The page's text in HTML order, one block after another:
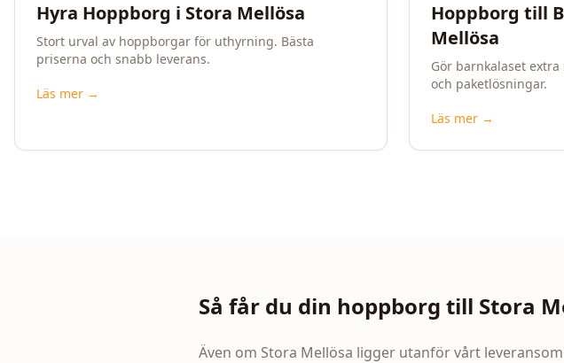
Hyra Hoppborg i Stora Mellösa
Stort urval av hoppborgar för uthyrning. Bästa
priserna och snabb leverans.
Läs mer →
Hoppborg till
Mellösa
Gör barnkalaset
och paketlösningar.
Läs mer →
Så får du din hoppborg till Stora
Även om Stora Mellösa ligger utanför vårt